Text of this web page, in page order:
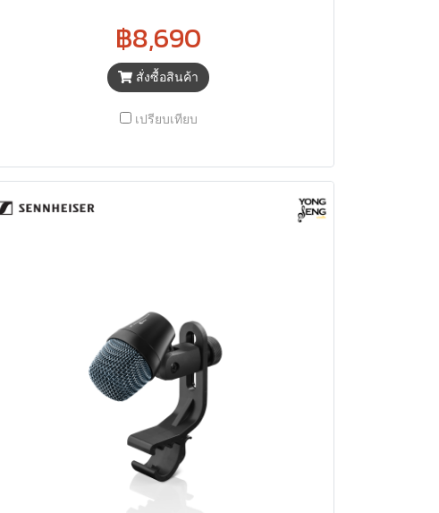
฿8,690
สั่งซื้อสินค้า
เปรียบเทียบ